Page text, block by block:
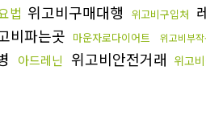
법 위고비구매대행 위고비구입처
비파는곳 마운자로다이어트 위고비부
아드레닌 위고비안전거래 위고